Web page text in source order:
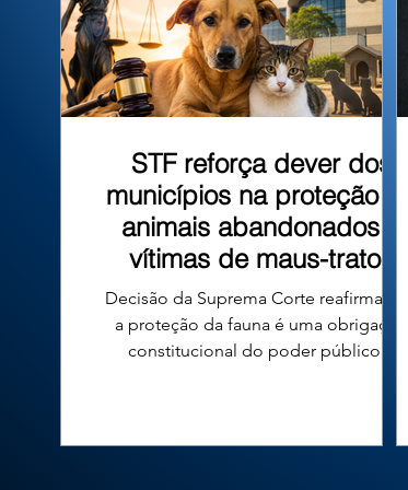
STF reforça dever dos
municípios na proteção de
animais abandonados e
vítimas de maus-tratos
Decisão da Suprema Corte reafirma que
a proteção da fauna é uma obrigação
constitucional do poder público e